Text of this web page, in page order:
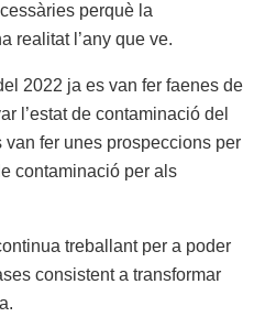
perquè la
realitat l’any que ve.
2022 ja es van fer faenes de
l’estat de contaminació del
fer unes prospeccions per
contaminació per als
treballant per a poder
consistent a transformar